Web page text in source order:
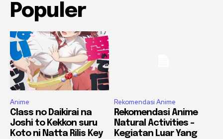
Populer
Anime
Class no Daikirai na
Joshi to Kekkon suru
Koto ni Natta Rilis Key
Rekomendasi Anime
Rekomendasi Anime
Natural Activities –
Kegiatan Luar Yang